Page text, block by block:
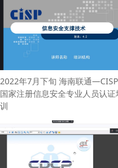
2022年7月下旬 海南联通—CISP
国家注册信息安全专业人员认证
训